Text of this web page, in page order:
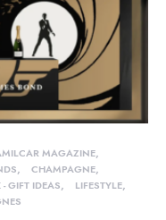
MAGAZINE
CHAMPAGNE
GIFT IDEAS
LIFESTYLE